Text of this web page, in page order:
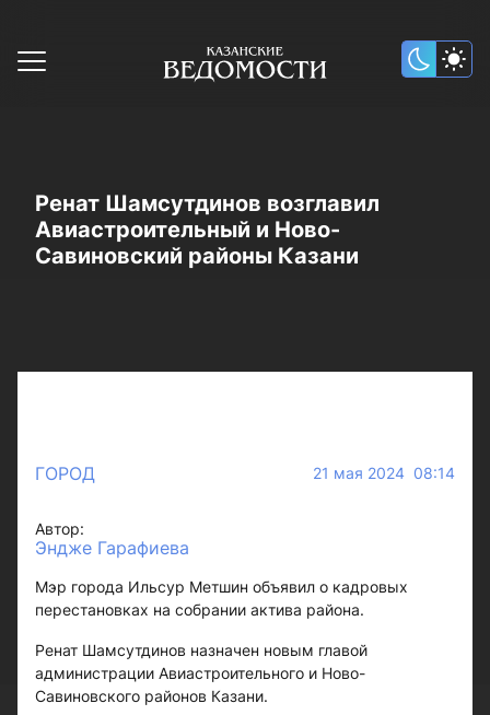
Ренат Шамсутдинов возглавил
Авиастроительный и Ново-
Савиновский районы Казани
ГОРОД 21 мая 2024 08:14
Автор:
Эндже Гарафиева
Мэр города Ильсур Метшин объявил о кадровых
перестановках на собрании актива района.
Ренат Шамсутдинов назначен новым главой
администрации Авиастроительного и Ново-
Савиновского районов Казани.